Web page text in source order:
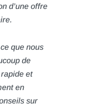
d’une offre
que nous
de
et
en
sur